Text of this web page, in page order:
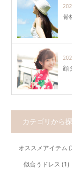
骨
顔
カテゴリから
オススメアイテム
似合うドレス (1)